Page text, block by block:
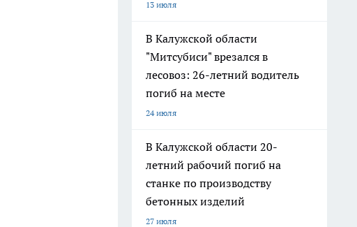
13 июля
В Калужской области
"Митсубиси" врезался в
лесовоз: 26-летний водитель
погиб на месте
24 июля
В Калужской области 20-
летний рабочий погиб на
станке по производству
бетонных изделий
27 июля